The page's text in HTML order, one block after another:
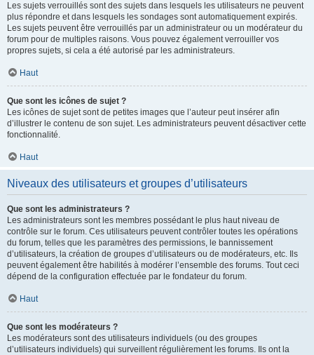
Les sujets verrouillés sont des sujets dans lesquels les utilisateurs ne peuvent
plus répondre et dans lesquels les sondages sont automatiquement expirés.
Les sujets peuvent être verrouillés par un administrateur ou un modérateur du
forum pour de multiples raisons. Vous pouvez également verrouiller vos
propres sujets, si cela a été autorisé par les administrateurs.
Haut
Que sont les icônes de sujet ?
Les icônes de sujet sont de petites images que l’auteur peut insérer afin
d’illustrer le contenu de son sujet. Les administrateurs peuvent désactiver cette
fonctionnalité.
Haut
Niveaux des utilisateurs et groupes d’utilisateurs
Que sont les administrateurs ?
Les administrateurs sont les membres possédant le plus haut niveau de
contrôle sur le forum. Ces utilisateurs peuvent contrôler toutes les opérations
du forum, telles que les paramètres des permissions, le bannissement
d’utilisateurs, la création de groupes d’utilisateurs ou de modérateurs, etc. Ils
peuvent également être habilités à modérer l’ensemble des forums. Tout ceci
dépend de la configuration effectuée par le fondateur du forum.
Haut
Que sont les modérateurs ?
Les modérateurs sont des utilisateurs individuels (ou des groupes
d’utilisateurs individuels) qui surveillent régulièrement les forums. Ils ont la